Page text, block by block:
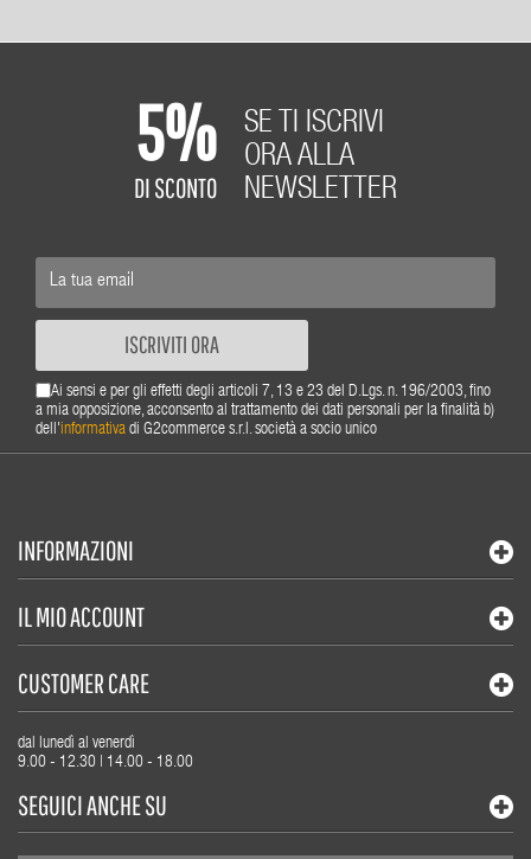
5%
DI SCONTO
SE TI ISCRIVI
ORA ALLA
NEWSLETTER
ISCRIVITI ORA
Ai sensi e per gli effetti degli articoli 7, 13 e 23 del D.Lgs. n. 196/2003, fino
a mia opposizione, acconsento al trattamento dei dati personali per la finalità b)
dell'informativa di G2commerce s.r.l. società a socio unico
INFORMAZIONI
IL MIO ACCOUNT
CUSTOMER CARE
dal lunedì al venerdì
9.00 - 12.30 | 14.00 - 18.00
SEGUICI ANCHE SU